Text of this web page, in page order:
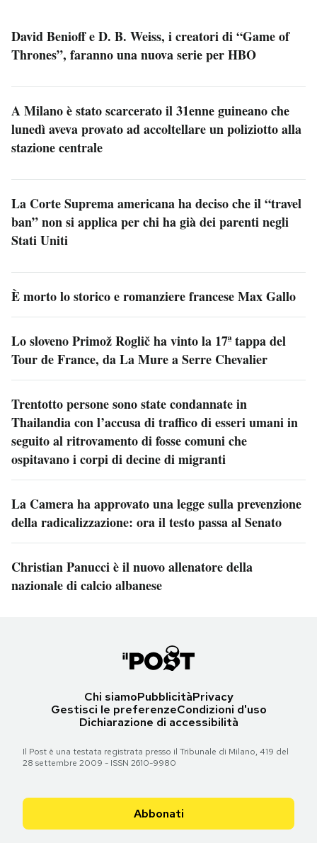
David Benioff e D. B. Weiss, i creatori di “Game of
Thrones”, faranno una nuova serie per HBO
A Milano è stato scarcerato il 31enne guineano che
lunedì aveva provato ad accoltellare un poliziotto alla
stazione centrale
La Corte Suprema americana ha deciso che il “travel
ban” non si applica per chi ha già dei parenti negli
Stati Uniti
È morto lo storico e romanziere francese Max Gallo
Lo sloveno Primož Roglič ha vinto la 17ª tappa del
Tour de France, da La Mure a Serre Chevalier
Trentotto persone sono state condannate in
Thailandia con l’accusa di traffico di esseri umani in
seguito al ritrovamento di fosse comuni che
ospitavano i corpi di decine di migranti
La Camera ha approvato una legge sulla prevenzione
della radicalizzazione: ora il testo passa al Senato
Christian Panucci è il nuovo allenatore della
nazionale di calcio albanese
Chi siamoPubblicitàPrivacy
Gestisci le preferenzeCondizioni d'uso
Dichiarazione di accessibilità
Il Post è una testata registrata presso il Tribunale di Milano, 419 del
28 settembre 2009 - ISSN 2610-9980
Abbonati